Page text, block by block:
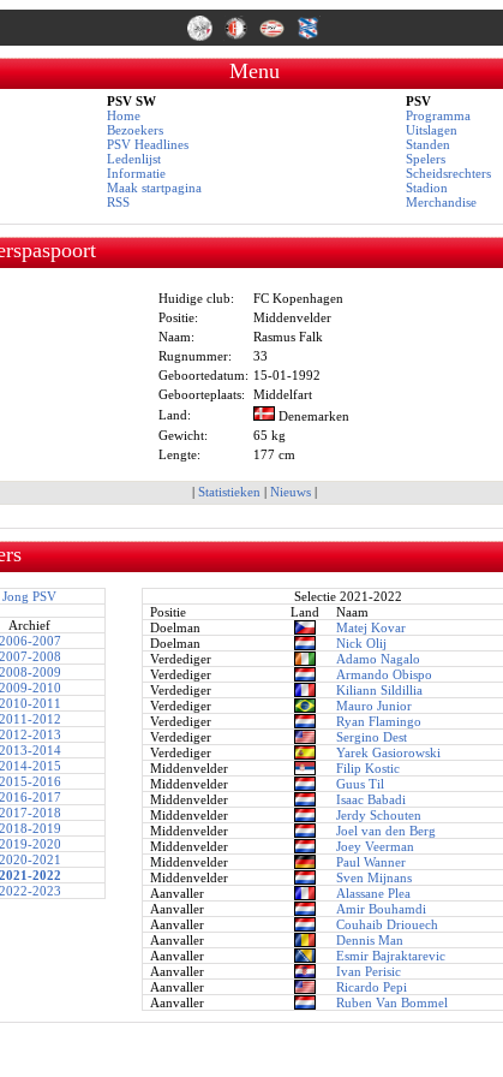
Menu
PSV SW
Home
Bezoekers
PSV Headlines
Ledenlijst
Informatie
Maak startpagina
RSS
PSV
Programma
Uitslagen
Standen
Spelers
Scheidsrechters
Stadion
Merchandise
Huidige club:
FC Kopenhagen
Positie:
Middenvelder
Naam:
Rasmus Falk
Rugnummer:
33
Geboortedatum: 15-01-1992
Geboorteplaats:
Middelfart
Land:
Denemarken
Gewicht:
65 kg
Lengte:
177 cm
| Statistieken | Nieuws|
Jong PSV
Archief
2007
2008
2009
2010
2011
2012
2013
2014
2015
2016
2017
2018
2019
2020
2021
2022
2023
Selectie 2021-2022
Positie
Land
Naam
Doelman
Matej Kovar
Doelman
Nick Olij
Verdediger
Adamo Nagalo
Verdediger
Armando Obispo
Verdediger
Kiliann Sildillia
Verdediger
Mauro Junior
Verdediger
Ryan Flamingo
Verdediger
Sergino Dest
Verdediger
Yarek Gasiorowski
Middenvelder
Filip Kostic
Middenvelder
Guus Til
Middenvelder
Isaac Babadi
Middenvelder
Jerdy Schouten
Middenvelder
Joel van den Berg
Middenvelder
Joey Veerman
Middenvelder
Paul Wanner
Middenvelder
Sven Mijnans
Aanvaller
Alassane Plea
Aanvaller
Amir Bouhamdi
Aanvaller
Couhaib Driouech
Aanvaller
Dennis Man
Aanvaller
Esmir Bajraktarevic
Aanvaller
Ivan Perisic
Aanvaller
Ricardo Pepi
Aanvaller
Ruben Van Bommel